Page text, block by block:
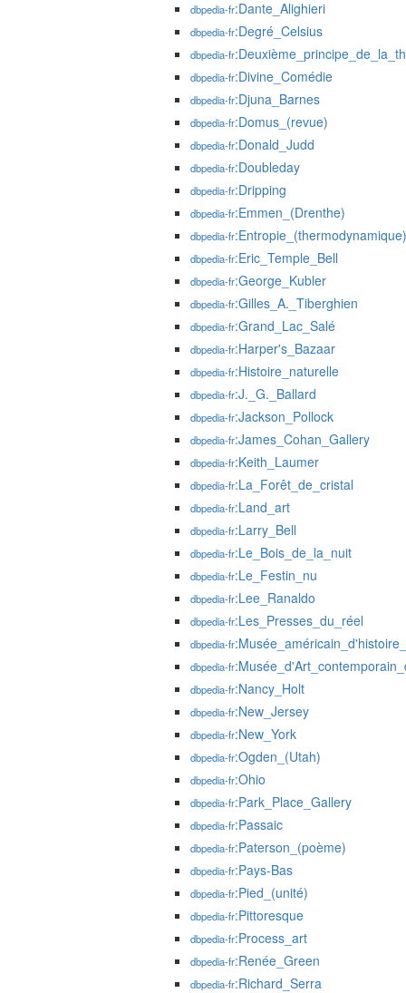
dbpedia-fr:Dante_Alighieri
dbpedia-fr:Degré_Celsius
dbpedia-fr
dbpedia-fr:Divine_Comédie
dbpedia-fr:Djuna_Barnes
dbpedia-fr:Domus_(revue)
dbpedia-fr:Donald_Judd
dbpedia-fr:Doubleday
dbpedia-fr:Dripping
dbpedia-fr:Emmen_(Drenthe)
dbpedia-fr:Entropie_(thermodynamique)
dbpedia-fr:Eric_Temple_Bell
dbpedia-fr:George_Kubler
dbpedia-fr:Gilles_A._Tiberghien
dbpedia-fr:Grand_Lac_Salé
dbpedia-fr:Harper's_Bazaar
dbpedia-fr:Histoire_naturelle
dbpedia-fr:J._G._Ballard
dbpedia-fr:Jackson_Pollock
dbpedia-fr:James_Cohan_Gallery
dbpedia-fr:Keith_Laumer
dbpedia-fr:La_Forêt_de_cristal
dbpedia-fr:Land_art
dbpedia-fr:Larry_Bell
dbpedia-fr:Le_Bois_de_la_nuit
dbpedia-fr:Le_Festin_nu
dbpedia-fr:Lee_Ranaldo
dbpedia-fr:Les_Presses_du_réel
dbpedia-fr
dbpedia-fr
dbpedia-fr:Nancy_Holt
dbpedia-fr:New_Jersey
dbpedia-fr:New_York
dbpedia-fr:Ogden_(Utah)
dbpedia-fr:Ohio
dbpedia-fr:Park_Place_Gallery
dbpedia-fr:Passaic
dbpedia-fr:Paterson_(poème)
dbpedia-fr:Pays-Bas
dbpedia-fr:Pied_(unité)
dbpedia-fr:Pittoresque
dbpedia-fr:Process_art
dbpedia-fr:Renée_Green
dbpedia-fr:Richard_Serra